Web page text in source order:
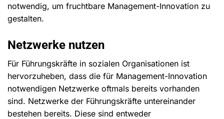
notwendig, um fruchtbare Management-Innovation zu
gestalten.
Netzwerke nutzen
Für Führungskräfte in sozialen Organisationen ist
hervorzuheben, dass die für Management-Innovation
notwendigen Netzwerke oftmals bereits vorhanden
sind. Netzwerke der Führungskräfte untereinander
bestehen bereits. Diese sind entweder